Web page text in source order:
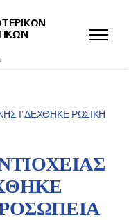
Ι’ ΔΕΧΘΗΚΕ ΡΩΣΙΚΗ